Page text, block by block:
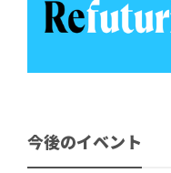
今後のイベント